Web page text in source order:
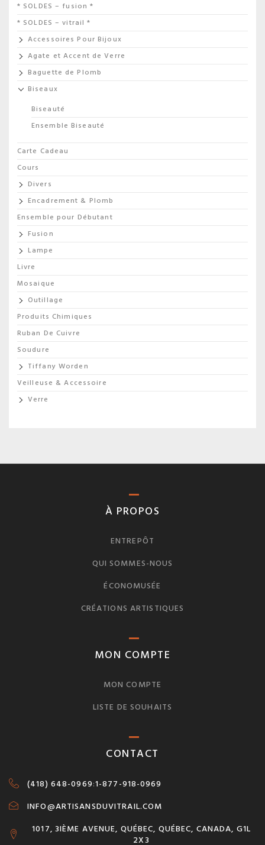
* SOLDES – fusion *
* SOLDES – vitrail *
Accessoires Pour Bijoux
Agate et Accent de Verre
Baguette de Plomb
Biseaux
Biseauté
Ensemble Biseauté
Carte Cadeau
Cours
Divers
Encadrement & Plomb
Ensemble pour Débutant
Fusion
Lampe
Livre
Mosaique
Outillage
Produits Chimiques
Ruban De Cuivre
Soudure
Tiffany Worden
Veilleuse & Accessoire
Verre
À PROPOS
ENTREPÔT
QUI SOMMES-NOUS
ÉCONOMUSÉE
CRÉATIONS ARTISTIQUES
MON COMPTE
MON COMPTE
LISTE DE SOUHAITS
CONTACT
(418) 648-0969:1-877-918-0969
INFO@ARTISANSDUVITRAIL.COM
1017, 3IÈME AVENUE, QUÉBEC, QUÉBEC, CANADA, G1L
2X3